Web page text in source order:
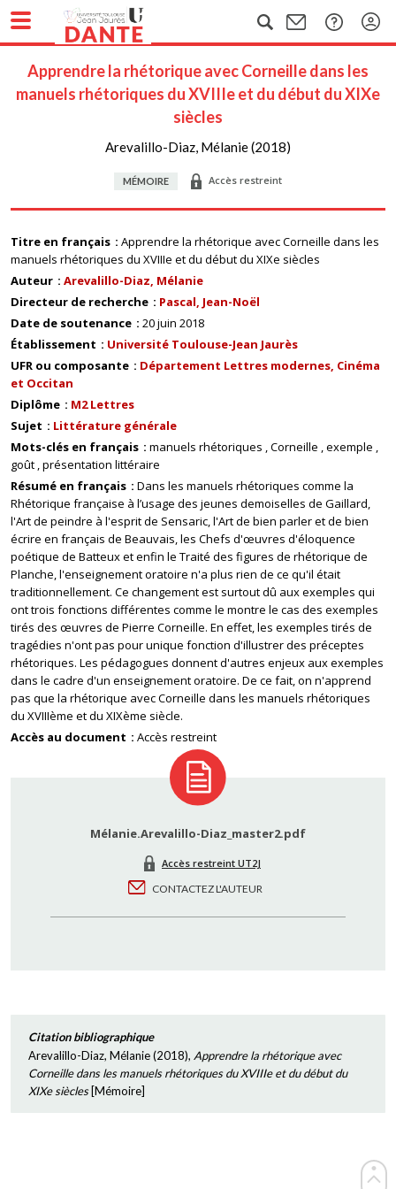
Apprendre la rhétorique avec Corneille dans les
manuels rhétoriques du XVIIIe et du début du XIXe
siècles
Arevalillo-Diaz, Mélanie (2018)
MÉMOIRE Accès restreint
Titre en français
Apprendre la rhétorique avec Corneille dans les
manuels rhétoriques du XVIIIe et du début du XIXe siècles
Auteur
Arevalillo-Diaz, Mélanie
Directeur de recherche
Pascal, Jean-Noël
Date de soutenance
20 juin 2018
Établissement
Université Toulouse-Jean Jaurès
UFR ou composante
Département Lettres modernes, Cinéma
et Occitan
Diplôme
M2 Lettres
Sujet
Littérature générale
Mots-clés en français
manuels rhétoriques Corneille exemple
goût présentation littéraire
Résumé en français
Dans les manuels rhétoriques comme la
Rhétorique française à l’usage des jeunes demoiselles de Gaillard,
l'Art de peindre à l'esprit de Sensaric, l'Art de bien parler et de bien
écrire en français de Beauvais, les Chefs d'œuvres d'éloquence
poétique de Batteux et enfin le Traité des figures de rhétorique de
Planche, l'enseignement oratoire n'a plus rien de ce qu'il était
traditionnellement. Ce changement est surtout dû aux exemples qui
ont trois fonctions différentes comme le montre le cas des exemples
tirés des œuvres de Pierre Corneille. En effet, les exemples tirés de
tragédies n'ont pas pour unique fonction d'illustrer des préceptes
rhétoriques. Les pédagogues donnent d'autres enjeux aux exemples
dans le cadre d'un enseignement oratoire. De ce fait, on n'apprend
pas que la rhétorique avec Corneille dans les manuels rhétoriques
du XVIIIème et du XIXème siècle.
Accès au document
Accès restreint
Mélanie.Arevalillo-Diaz_master2.pdf
Accès restreint UT2J
CONTACTEZ L'AUTEUR
Citation bibliographique
Arevalillo-Diaz, Mélanie(2018), Apprendre la rhétorique avec
Corneille dans les manuels rhétoriques du XVIIIe et du début du
XIXe siècles[Mémoire]